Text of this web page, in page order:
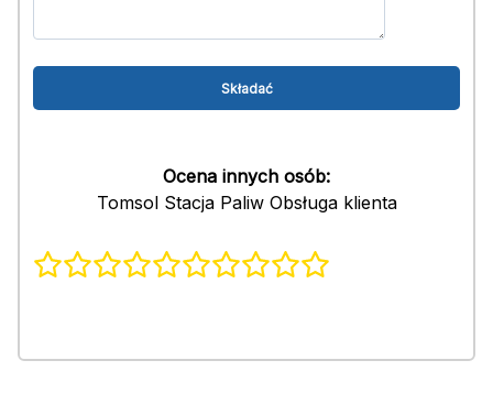
Ocena innych osób:
Tomsol Stacja Paliw Obsługa klienta